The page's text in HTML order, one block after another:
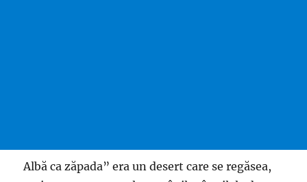
Albă ca zăpada” era un desert care se regăsea,